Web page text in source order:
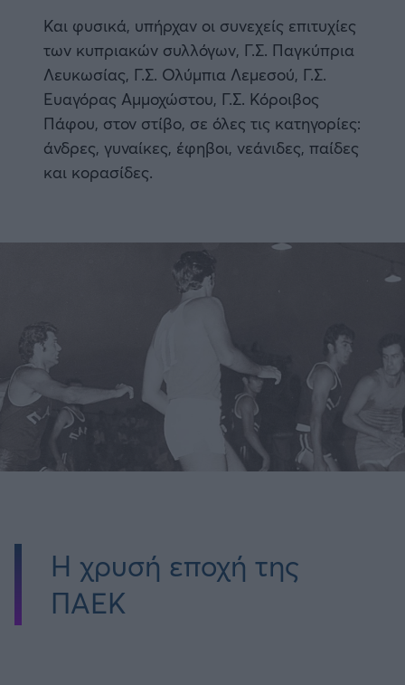
Και φυσικά, υπήρχαν οι συνεχείς επιτυχίες
των κυπριακών συλλόγων, Γ.Σ. Παγκύπρια
Λευκωσίας, Γ.Σ. Ολύμπια Λεμεσού, Γ.Σ.
Ευαγόρας Αμμοχώστου, Γ.Σ. Κόροιβος
Πάφου, στον στίβο, σε όλες τις κατηγορίες:
άνδρες, γυναίκες, έφηβοι, νεάνιδες, παίδες
και κορασίδες.
Η χρυσή εποχή της
ΠΑΕΚ